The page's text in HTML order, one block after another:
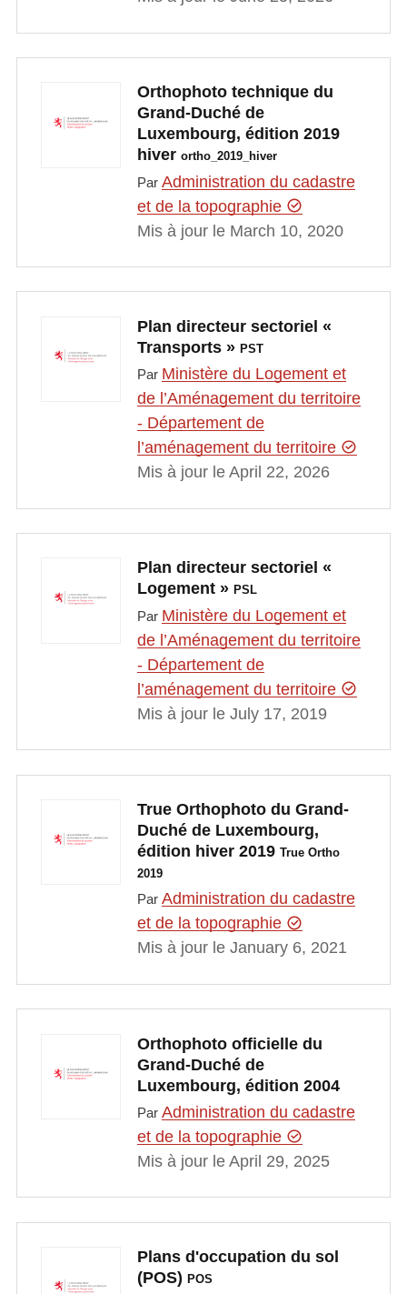
Orthophoto technique du
Grand-Duché de
Luxembourg, édition 2019
hiver ortho_2019_hiver
Par Administration du cadastre
et de la topographie
Mis à jour le March 10, 2020
Plan directeur sectoriel «
Transports » PST
Par Ministère du Logement et
de l’Aménagement du territoire
- Département de
l’aménagement du territoire
Mis à jour le April 22, 2026
Plan directeur sectoriel «
Logement » PSL
Par Ministère du Logement et
de l’Aménagement du territoire
- Département de
l’aménagement du territoire
Mis à jour le July 17, 2019
True Orthophoto du Grand-
Duché de Luxembourg,
édition hiver 2019 True Ortho
2019
Par Administration du cadastre
et de la topographie
Mis à jour le January 6, 2021
Orthophoto officielle du
Grand-Duché de
Luxembourg, édition 2004
Par Administration du cadastre
et de la topographie
Mis à jour le April 29, 2025
Plans d'occupation du sol
(POS) POS